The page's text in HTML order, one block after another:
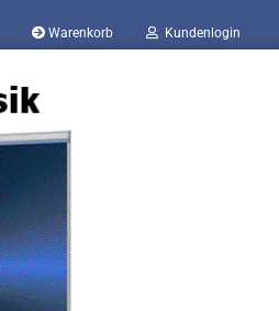
Warenkorb Kundenlogin